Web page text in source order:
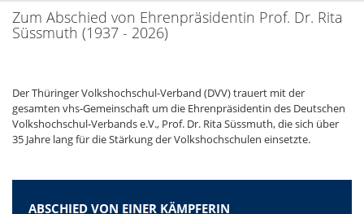
Zum Abschied von Ehrenpräsidentin Prof. Dr. Rita
Süssmuth (1937 - 2026)
Der Thüringer Volkshochschul-Verband (DVV) trauert mit der
gesamten vhs-Gemeinschaft um die Ehrenpräsidentin des Deutschen
Volkshochschul-Verbands e.V., Prof. Dr. Rita Süssmuth, die sich über
35 Jahre lang für die Stärkung der Volkshochschulen einsetzte.
ABSCHIED VON EINER KÄMPFERIN